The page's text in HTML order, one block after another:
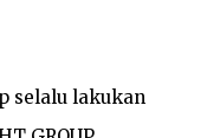
selalu lakukan